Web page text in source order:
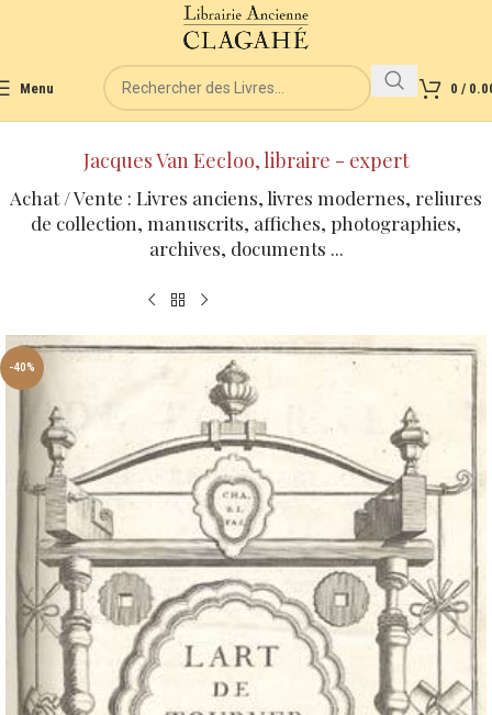
Menu 0 /
Jacques Van Eecloo, libraire - expert
Achat / Vente : Livres anciens, livres modernes, reliures
de collection, manuscrits, affiches, photographies,
archives, documents ...
-40%